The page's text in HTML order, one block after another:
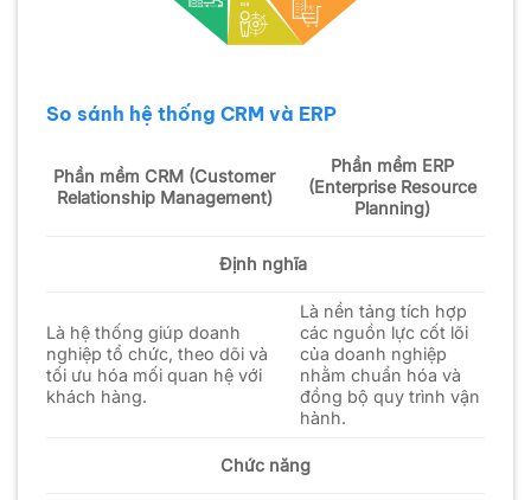
So sánh hệ thống CRM và ERP
Phần mềm CRM (Customer
Relationship Management)
Phần mềm ERP
(Enterprise Resource
Planning)
Định nghĩa
Là hệ thống giúp doanh
nghiệp tổ chức, theo dõi và
tối ưu hóa mối quan hệ với
khách hàng.
Là nền tảng tích hợp
các nguồn lực cốt lõi
của doanh nghiệp
nhằm chuẩn hóa và
đồng bộ quy trình vận
hành.
Chức năng